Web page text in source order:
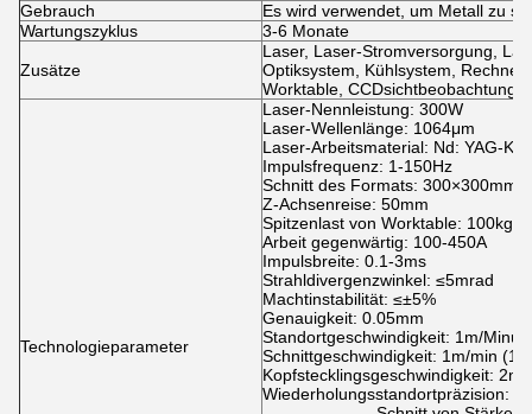
Gebrauch
Es wird verwendet, um Metall zu
Wartungszyklus
3-6 Monate
Zusätze
Laser, Laser-Stromversorgung,
Optiksystem, Kühlsystem,
Worktable,
Technologieparameter
Laser-Nennleistung: 300W
Laser-Wellenlänge: 1064μm
Laser-Arbeitsmaterial: Nd: YAG-
Impulsfrequenz: 1-150Hz
Schnitt des Formats: 300×300mm
Z-Achsenreise: 50mm
Spitzenlast von Worktable: 100kg
Arbeit gegenwärtig: 100-450A
Impulsbreite: 0.1-3ms
Strahldivergenzwinkel: ≤5mrad
Machtinstabilität: ≤±5%
Genauigkeit: 0.05mm
Standortgeschwindigkeit: 1m/
Schnittgeschwindigkeit: 1m/min
Kopfstecklingsgeschwindigkeit:
Wiederholungsstandortpräzision: